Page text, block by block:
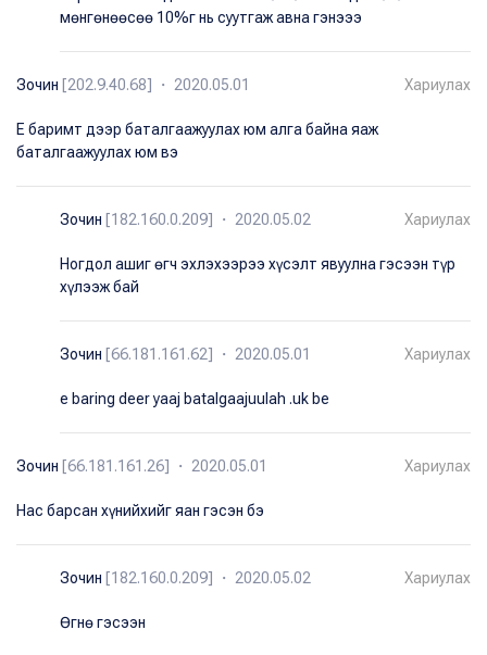
мөнгөнөөсөө 10%г нь суутгаж авна гэнэээ
Зочин [202.9.40.68] ・ 2020.05.01 Хариулах
E баримт дээр баталгаажуулах юм алга байна яаж
баталгаажуулах юм вэ
Зочин [182.160.0.209] ・ 2020.05.02 Хариулах
Ногдол ашиг өгч эхлэхээрээ хүсэлт явуулна гэсээн түр
хүлээж бай
Зочин [66.181.161.62] ・ 2020.05.01 Хариулах
e baring deer yaaj batalgaajuulah .uk be
Зочин [66.181.161.26] ・ 2020.05.01 Хариулах
Нас барсан хүнийхийг яан гэсэн бэ
Зочин [182.160.0.209] ・ 2020.05.02 Хариулах
Өгнө гэсээн